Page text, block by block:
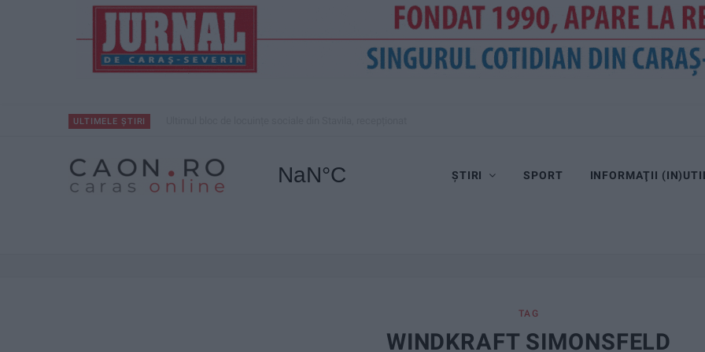
ULTIMELE ȘTIRI
ȘTIRI SPORT INFORMAŢII
TAG
WINDKRAFT SIMONSFELD